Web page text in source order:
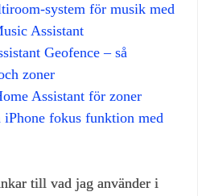
för musik med
Assistant
Geofence – så
zoner
Assistant för zoner
iPhone fokus funktion med
till vad jag använder i